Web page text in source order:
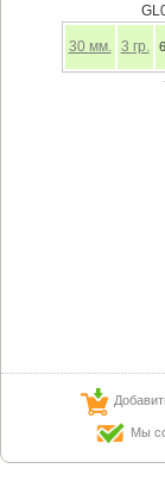
30 мм. 3 гр.
Мы